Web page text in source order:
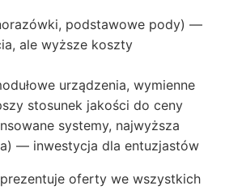
podstawowe pody) —
ale wyższe koszty
urządzenia, wymienne
stosunek jakości do ceny
systemy, najwyższa
— inwestycja dla entuzjastów
prezentuje oferty we wszystkich